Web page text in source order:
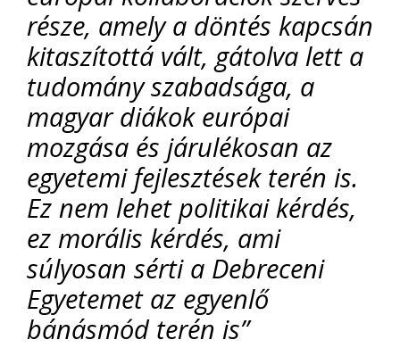
része, amely a döntés kapcsán
kitaszítottá vált, gátolva lett a
tudomány szabadsága, a
magyar diákok európai
mozgása és járulékosan az
egyetemi fejlesztések terén is.
Ez nem lehet politikai kérdés,
ez morális kérdés, ami
súlyosan sérti a Debreceni
Egyetemet az egyenlő
bánásmód terén is”